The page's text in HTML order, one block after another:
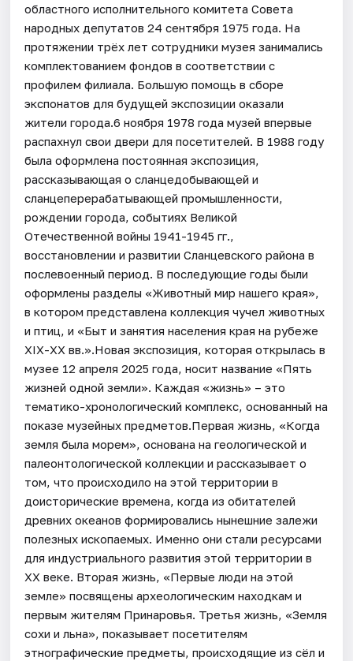
областного исполнительного комитета Совета
народных депутатов 24 сентября 1975 года. На
протяжении трёх лет сотрудники музея занимались
комплектованием фондов в соответствии с
профилем филиала. Большую помощь в сборе
экспонатов для будущей экспозиции оказали
жители города.6 ноября 1978 года музей впервые
распахнул свои двери для посетителей. В 1988 году
была оформлена постоянная экспозиция,
рассказывающая о сланцедобывающей и
сланцеперерабатывающей промышленности,
рождении города, событиях Великой
Отечественной войны 1941-1945 гг.,
восстановлении и развитии Сланцевского района в
послевоенный период. В последующие годы были
оформлены разделы «Животный мир нашего края»,
в котором представлена коллекция чучел животных
и птиц, и «Быт и занятия населения края на рубеже
ХIХ-ХХ вв.».Новая экспозиция, которая открылась в
музее 12 апреля 2025 года, носит название «Пять
жизней одной земли». Каждая «жизнь» – это
тематико-хронологический комплекс, основанный на
показе музейных предметов.Первая жизнь, «Когда
земля была морем», основана на геологической и
палеонтологической коллекции и рассказывает о
том, что происходило на этой территории в
доисторические времена, когда из обитателей
древних океанов формировались нынешние залежи
полезных ископаемых. Именно они стали ресурсами
для индустриального развития этой территории в
ХХ веке. Вторая жизнь, «Первые люди на этой
земле» посвящены археологическим находкам и
первым жителям Принаровья. Третья жизнь, «Земля
сохи и льна», показывает посетителям
этнографические предметы, происходящие из сёл и